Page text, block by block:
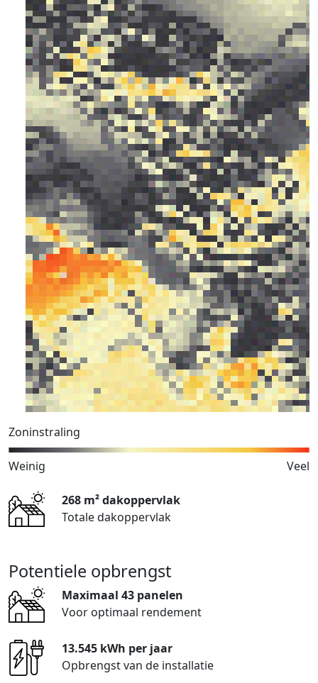
Zoninstraling
Weinig Veel
268 m² dakoppervlak
Totale dakoppervlak
Potentiele opbrengst
Maximaal 43 panelen
Voor optimaal rendement
13.545 kWh per jaar
Opbrengst van de installatie